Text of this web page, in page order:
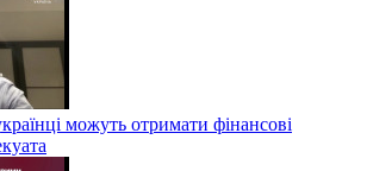
можуть отримати фінансові